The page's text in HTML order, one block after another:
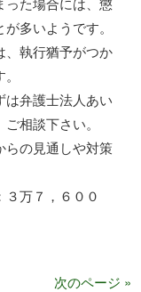
多いようです。
、執行猶予がつか
は弁護士法人あい
ご相談下さい。
らの見通しや対策
３万７，６００
次のページ »